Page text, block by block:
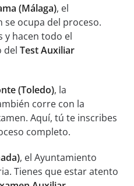
(Málaga), el
ocupa del proceso.
y hacen todo el
del Test Auxiliar
(Toledo), la
corre con la
Aquí, tú te inscribes
completo.
, el Ayuntamiento
Tienes que estar atento